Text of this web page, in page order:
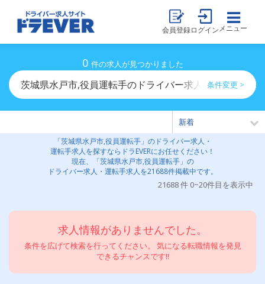
会員登録ログイン メニュー
0 件の求人が見つかりました
茨城県水戸市,役員運転手のドライバー求人・運転手求人
条件変更 >
「茨城県水戸市,役員運転手」のドライバー求人・
運転手求人を探すならドラEVERにお任せください！
現在、「茨城県水戸市,役員運転手」の
ドライバー求人・運転手求人を21688件掲載中です。
21688 件 0~20件目を表示中
求人情報がありませんでした。
条件を広げて検索を行ってください。 気になる転職情報を発見
できるチャンスです!!